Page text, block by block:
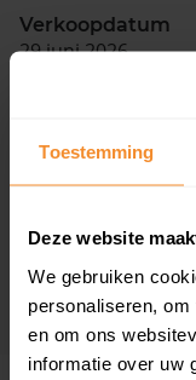
Toestemming
Deze website
We gebruiken
personaliseren,
en om ons
informatie over uw
Verkoopdatum
29 juni 2026
Verkoopdatum
29 juni 2026